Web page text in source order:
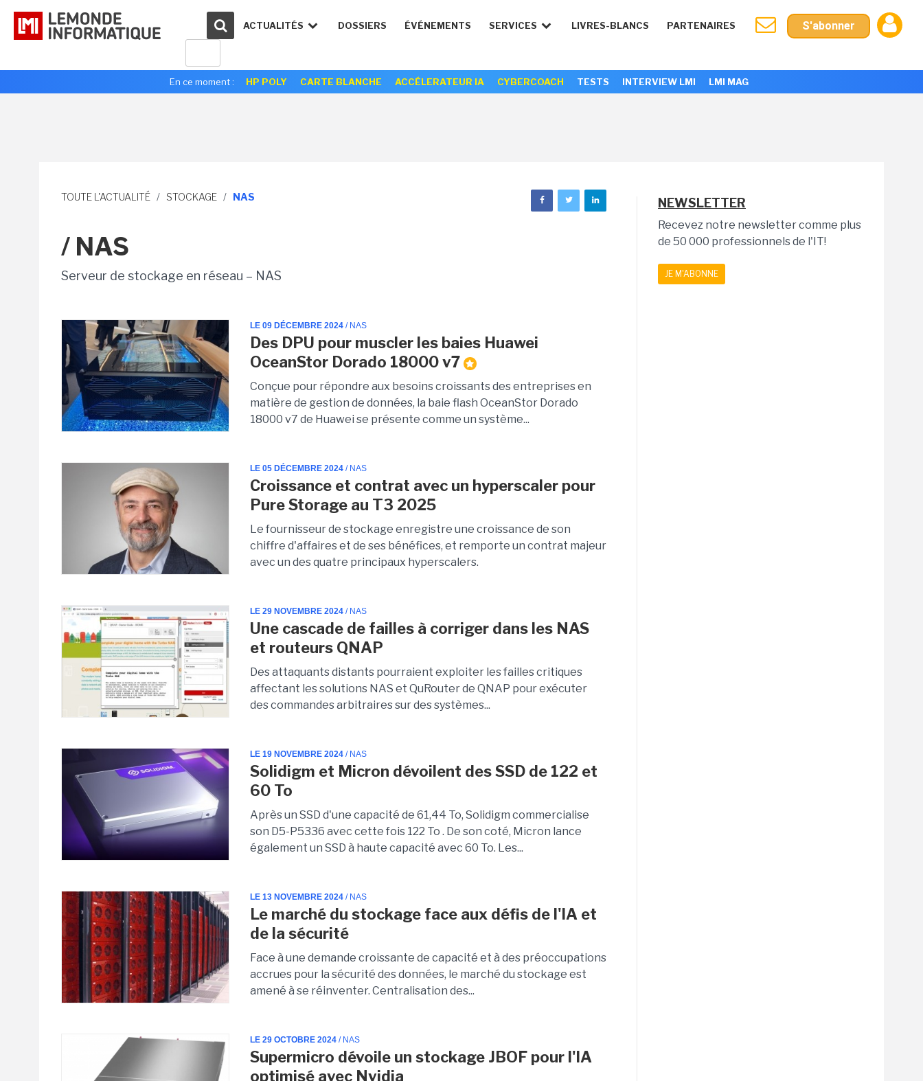
ACTUALITÉS DOSSIERS ÉVÉNEMENTS SERVICES LIVRES-BLANCS PARTENAIRES S'abonner
En ce moment : HP POLY CARTE BLANCHE ACCÉLERATEUR IA CYBERCOACH TESTS INTERVIEW LMI LMI MAG
TOUTE L'ACTUALITÉ / STOCKAGE / NAS
/ NAS
Serveur de stockage en réseau – NAS
LE 09 DÉCEMBRE 2024 / NAS
Des DPU pour muscler les baies Huawei
OceanStor Dorado 18000 v7
Conçue pour répondre aux besoins croissants des entreprises en
matière de gestion de données, la baie flash OceanStor Dorado
18000 v7 de Huawei se présente comme un système...
LE 05 DÉCEMBRE 2024 / NAS
Croissance et contrat avec un hyperscaler pour
Pure Storage au T3 2025
Le fournisseur de stockage enregistre une croissance de son
chiffre d'affaires et de ses bénéfices, et remporte un contrat majeur
avec un des quatre principaux hyperscalers.
LE 29 NOVEMBRE 2024 / NAS
Une cascade de failles à corriger dans les NAS
et routeurs QNAP
Des attaquants distants pourraient exploiter les failles critiques
affectant les solutions NAS et QuRouter de QNAP pour exécuter
des commandes arbitraires sur des systèmes...
LE 19 NOVEMBRE 2024 / NAS
Solidigm et Micron dévoilent des SSD de 122 et
60 To
Après un SSD d'une capacité de 61,44 To, Solidigm commercialise
son D5-P5336 avec cette fois 122 To . De son coté, Micron lance
également un SSD à haute capacité avec 60 To. Les...
LE 13 NOVEMBRE 2024 / NAS
Le marché du stockage face aux défis de l'IA et
de la sécurité
Face à une demande croissante de capacité et à des préoccupations
accrues pour la sécurité des données, le marché du stockage est
amené à se réinventer. Centralisation des...
LE 29 OCTOBRE 2024 / NAS
Supermicro dévoile un stockage JBOF pour l'IA
optimisé avec Nvidia
NEWSLETTER
Recevez notre newsletter comme plus
de 50 000 professionnels de l'IT!
JE M'ABONNE